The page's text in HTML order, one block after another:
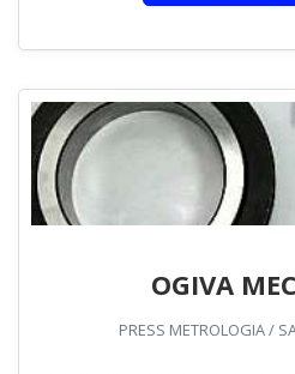
OGIVA
PRESS METROLOGIA /